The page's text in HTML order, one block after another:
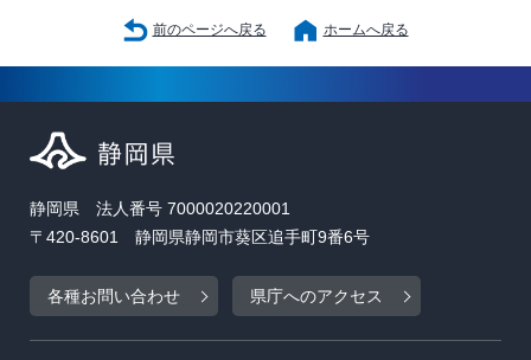
前のページへ戻る ホームへ戻る
静岡県 法人番号 7000020220001
〒420-8601 静岡県静岡市葵区追手町9番6号
各種お問い合わせ 県庁へのアクセス